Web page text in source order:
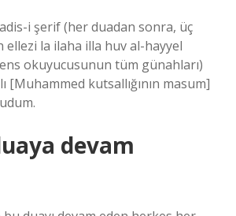
i şerif (her duadan sonra, üç
ellezi la ilaha illa huv al-hayyel
okuyucusunun tüm günahları)
[Muhammed kutsallığının masum]
devam